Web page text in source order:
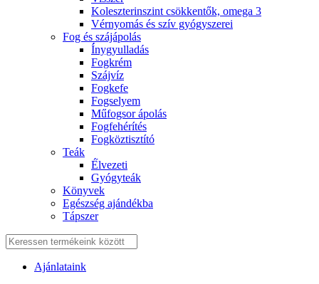
Koleszterinszint csökkentők, omega 3
Vérnyomás és szív gyógyszerei
Fog és szájápolás
Í́nygyulladás
Fogkrém
Szájvíz
Fogkefe
Fogselyem
Műfogsor ápolás
Fogfehérítés
Fogköztisztító
Teák
É́lvezeti
Gyógyteák
Könyvek
Egészség ajándékba
Tápszer
Ajánlataink